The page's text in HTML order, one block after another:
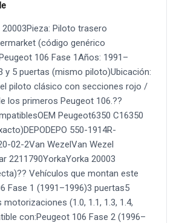
Piloto trasero
(código genérico
106 Fase 1Años: 1991–
y 5 puertas (mismo piloto)Ubicación:
piloto clásico con secciones rojo /
los primeros Peugeot 106.??
Peugeot6350 C16350
550-1914R-
02-2Van WezelVan Wezel
2211790YorkaYorka 20003
Vehículos que montan este
Fase 1 (1991–1996)3 puertas5
(1.0, 1.1, 1.3, 1.4,
con:Peugeot 106 Fase 2 (1996–